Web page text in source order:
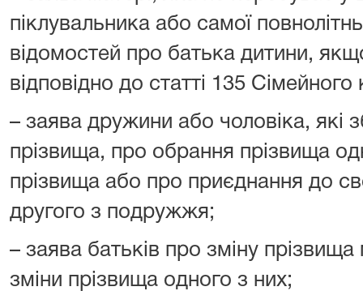
піклувальника або самої
відомостей про батька дитини,
відповідно до статті 135
– заява дружини або чоловіка, які
прізвища, про обрання прізвища
прізвища або про приєднання до
другого з подружжя;
– заява батьків про зміну прізвища
зміни прізвища одного з них;